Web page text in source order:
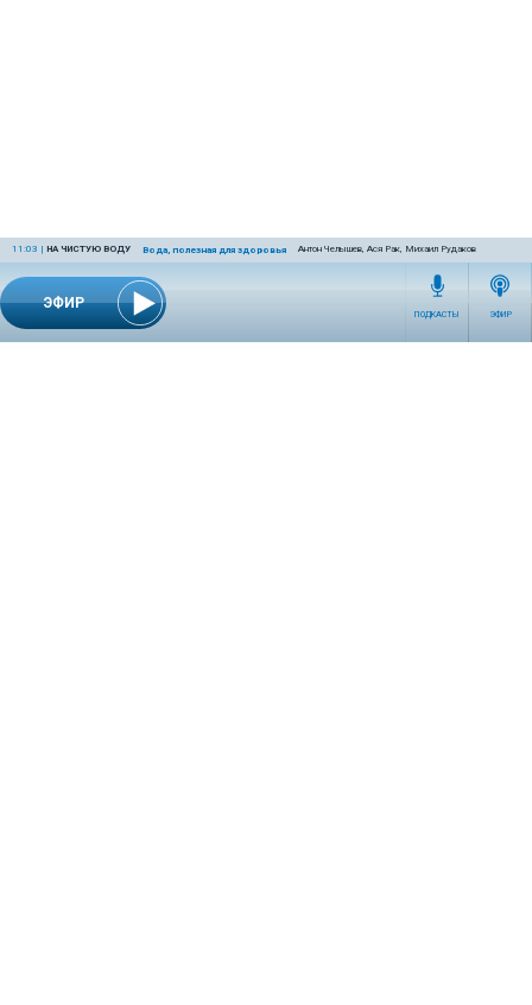
ЭФИР
11:03 | НА ЧИСТУЮ ВОДУ Вода, полезная для здоровья Антон Челышев, Ася Рак, Михаил Рудаков
ПОДКАСТЫ ЭФИР